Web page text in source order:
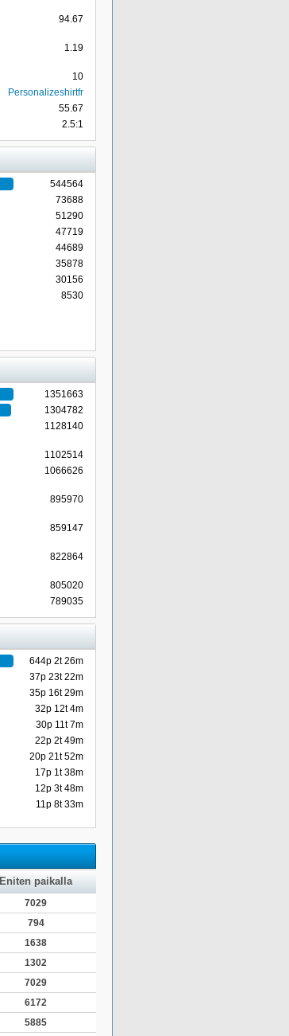
94.67
1.19
10
Personalizeshirtfr
55.67
2.5:1
544564
73688
51290
47719
44689
35878
30156
8530
1351663
1304782
1128140
1102514
1066626
895970
859147
822864
805020
789035
644p 2t 26m
37p 23t 22m
35p 16t 29m
32p 12t 4m
30p 11t 7m
22p 2t 49m
20p 21t 52m
17p 1t 38m
12p 3t 48m
11p 8t 33m
Eniten paikalla
7029
794
1638
1302
7029
6172
5885